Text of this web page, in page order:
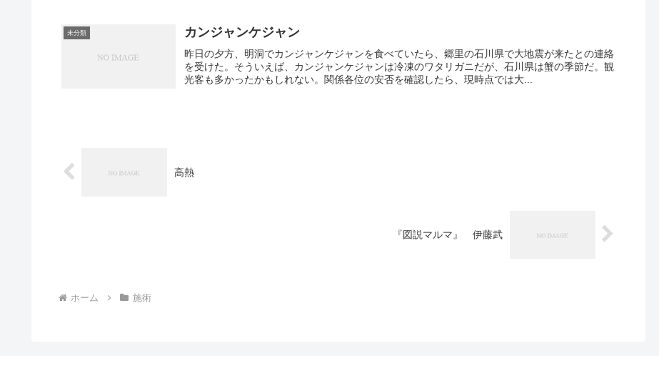
未分類 カンジャンケジャン
昨日の夕方、明洞でカンジャンケジャンを食べていたら、郷里の石川県で大地震が来たとの連絡
を受けた。そういえば、カンジャンケジャンは冷凍のワタリガニだが、石川県は蟹の季節だ。観
光客も多かったかもしれない。関係各位の安否を確認したら、現時点では大...
高熱
『図説マルマ』 伊藤武
ホーム 施術